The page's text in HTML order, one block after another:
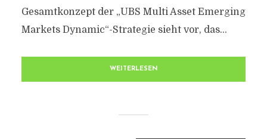
Gesamtkonzept der „UBS Multi Asset Emerging
Markets Dynamic“-Strategie sieht vor, das...
WEITERLESEN